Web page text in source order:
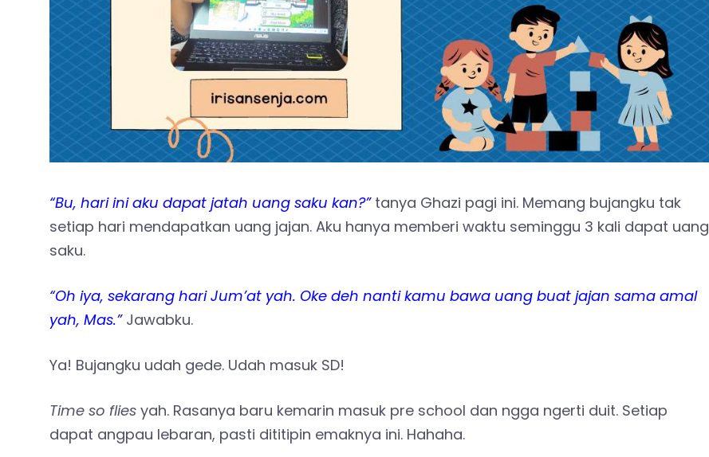
“Bu, hari ini aku dapat jatah uang saku kan?” tanya Ghazi pagi ini. Memang bujangku tak
setiap hari mendapatkan uang jajan. Aku hanya memberi waktu seminggu 3 kali dapat uang
saku.
“Oh iya, sekarang hari Jum’at yah. Oke deh nanti kamu bawa uang buat jajan sama amal
yah, Mas.” Jawabku.
Ya! Bujangku udah gede. Udah masuk SD!
Time so flies yah. Rasanya baru kemarin masuk pre school dan ngga ngerti duit. Setiap
dapat angpau lebaran, pasti dititipin emaknya ini. Hahaha.